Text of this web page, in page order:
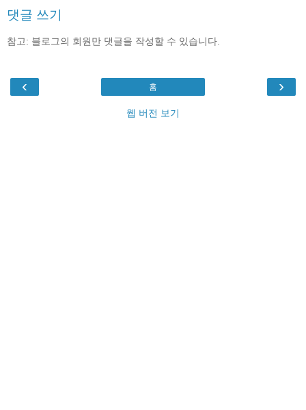
댓글 쓰기
참고: 블로그의 회원만 댓글을 작성할 수 있습니다.
‹ ›
홈
웹 버전 보기